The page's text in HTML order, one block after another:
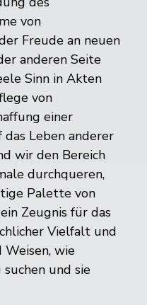
von
Freude an neuen
anderen Seite
Sinn in Akten
von
einer
Leben anderer
wir den Bereich
durchqueren,
Palette von
Zeugnis für das
Vielfalt und
wie
und sie